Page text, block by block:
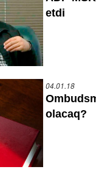
etdi
04.01.18
olacaq?